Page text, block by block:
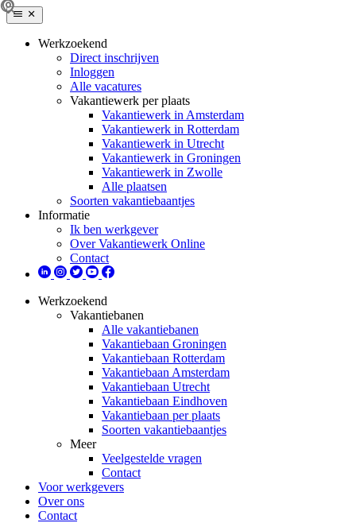
Werkzoekend
Direct inschrijven
Inloggen
Alle vacatures
Vakantiewerk per plaats
Vakantiewerk in Amsterdam
Vakantiewerk in Rotterdam
Vakantiewerk in Utrecht
Vakantiewerk in Groningen
Vakantiewerk in Zwolle
Alle plaatsen
Soorten vakantiebaantjes
Informatie
Ik ben werkgever
Over Vakantiewerk Online
Contact
Werkzoekend
Vakantiebanen
Alle vakantiebanen
Vakantiebaan Groningen
Vakantiebaan Rotterdam
Vakantiebaan Amsterdam
Vakantiebaan Utrecht
Vakantiebaan Eindhoven
Vakantiebaan per plaats
Soorten vakantiebaantjes
Meer
Veelgestelde vragen
Contact
Voor werkgevers
Over ons
Contact